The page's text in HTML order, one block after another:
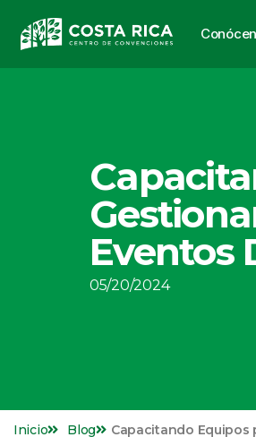
Eventos
05/20/2024
Inicio Blog Capacitando Equipos